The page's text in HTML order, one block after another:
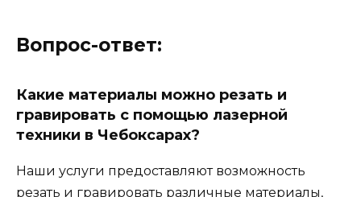
Вопрос-ответ:
Какие материалы можно резать и
гравировать с помощью лазерной
техники в Чебоксарах?
Наши услуги предоставляют возможность
резать и гравировать различные материалы,